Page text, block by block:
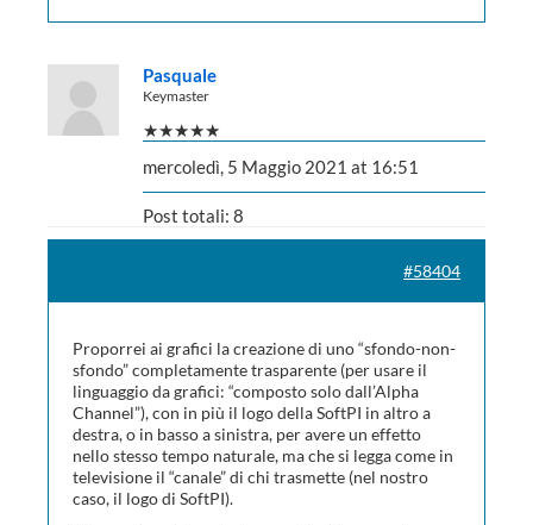
Pasquale
Keymaster
★★★★★
mercoledì, 5 Maggio 2021 at 16:51
Post totali: 8
#58404
Proporrei ai grafici la creazione di uno “sfondo-non-
sfondo” completamente trasparente (per usare il
linguaggio da grafici: “composto solo dall’Alpha
Channel”), con in più il logo della SoftPI in altro a
destra, o in basso a sinistra, per avere un effetto
nello stesso tempo naturale, ma che si legga come in
televisione il “canale” di chi trasmette (nel nostro
caso, il logo di SoftPI).